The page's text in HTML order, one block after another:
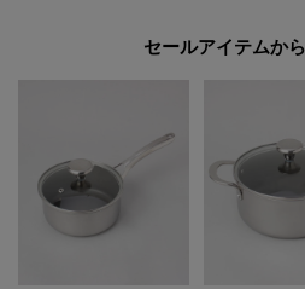
セールアイテムか